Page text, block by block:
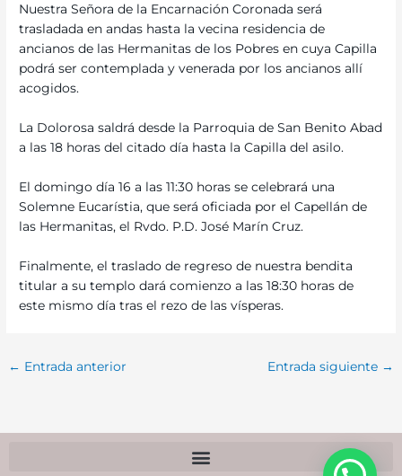
Nuestra Señora de la Encarnación Coronada será
trasladada en andas hasta la vecina residencia de
ancianos de las Hermanitas de los Pobres en cuya Capilla
podrá ser contemplada y venerada por los ancianos allí
acogidos.
La Dolorosa saldrá desde la Parroquia de San Benito Abad
a las 18 horas del citado día hasta la Capilla del asilo.
El domingo día 16 a las 11:30 horas se celebrará una
Solemne Eucarístia, que será oficiada por el Capellán de
las Hermanitas, el Rvdo. P.D. José Marín Cruz.
Finalmente, el traslado de regreso de nuestra bendita
titular a su templo dará comienzo a las 18:30 horas de
este mismo día tras el rezo de las vísperas.
← Entrada anterior Entrada siguiente →